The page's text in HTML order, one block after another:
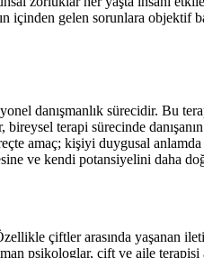
gelen sorunlara objektif
danışmanlık sürecidir. Bu
bireysel terapi sürecinde
amaç; kişiyi duygusal
ve kendi potansiyelini daha
çiftler arasında yaşanan
psikologlar, çift ve aile terapisi